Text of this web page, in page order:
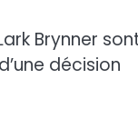
Brynner
décision